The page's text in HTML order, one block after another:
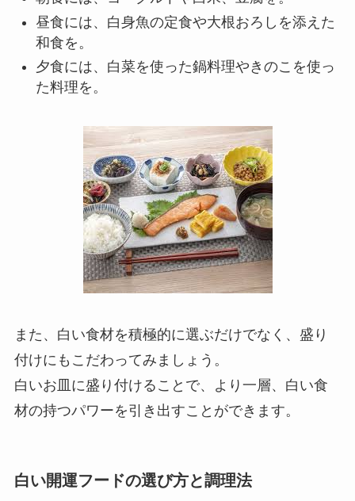
昼食には、白身魚の定食や大根おろしを添えた
和食を。
夕食には、白菜を使った鍋料理やきのこを使っ
た料理を。
また、白い食材を積極的に選ぶだけでなく、盛り
付けにもこだわってみましょう。
白いお皿に盛り付けることで、より一層、白い食
材の持つパワーを引き出すことができます。
白い開運フードの選び方と調理法